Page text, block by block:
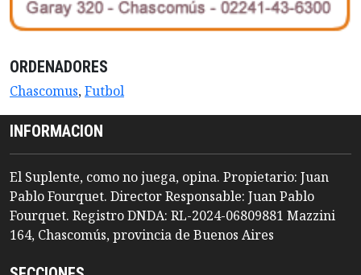
ORDENADORES
Chascomus,Futbol
INFORMACION
El Suplente, como no juega, opina. Propietario: Juan
Pablo Fourquet. Director Responsable: Juan Pablo
Fourquet. Registro DNDA: RL-2024-06809881 Mazzini
164, Chascomús, provincia de Buenos Aires